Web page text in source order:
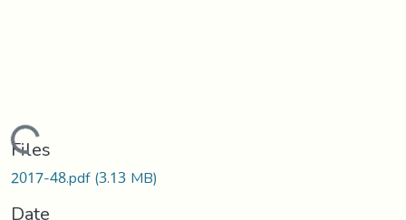
Loading...
Files
2017-48.pdf(3.13 MB)